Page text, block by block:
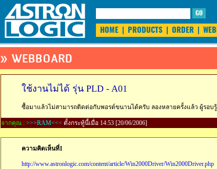
GO
HOME PRODUCTS ORDER
» WEBBOARD
ใช้งานไม่ได้ รุ่น PLD - A01
ซื้อมาแล้วไม่สามารถติดต่อกับพอรต์ขนานได้ครับ ลองหลายครั้งแล้ว ผู้รอ
จากคุณ : >>>RAM<<< ตั้งกระทู้นี้เมื่อ 14:53 [20/06/2006]
ความคิดเห็นที่1
http://www.astronlogic.com/content/article/Win2000Driver/Win2000Driver.php